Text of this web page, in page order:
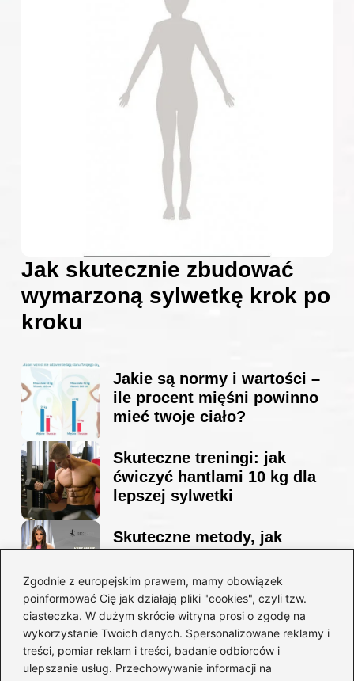
Zgodnie z europejskim prawem, mamy obowiązek
poinformować Cię jak działają pliki "cookies", czyli tzw.
ciasteczka. W dużym skrócie witryna prosi o zgodę na
wykorzystanie Twoich danych. Spersonalizowane reklamy i
treści, pomiar reklam i treści, badanie odbiorców i
ulepszanie usług. Przechowywanie informacji na
Jak skutecznie zbudować
wymarzoną sylwetkę krok po
kroku
Jakie są normy i wartości –
ile procent mięśni powinno
mieć twoje ciało?
Skuteczne treningi: jak
ćwiczyć hantlami 10 kg dla
lepszej sylwetki
Skuteczne metody, jak
sylwetkę w zaledwie 90 dni
Idealny garnitur: jak dobrać
go do swojej sylwetki?